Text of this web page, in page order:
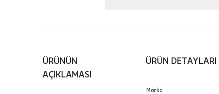
ÜRÜNÜN
AÇIKLAMASI
ÜRÜN DETAYLARI
Marka
Sertifika
JTR |